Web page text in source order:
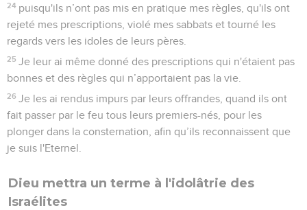
24 puisqu'ils n’ont pas mis en pratique mes règles, qu'ils ont
rejeté mes prescriptions, violé mes sabbats et tourné les
regards vers les idoles de leurs pères.
25 Je leur ai même donné des prescriptions qui n'étaient pas
bonnes et des règles qui n’apportaient pas la vie.
26 Je les ai rendus impurs par leurs offrandes, quand ils ont
fait passer par le feu tous leurs premiers-nés, pour les
plonger dans la consternation, afin qu’ils reconnaissent que
je suis l'Eternel.
Dieu mettra un terme à l'idolâtrie des
Israélites